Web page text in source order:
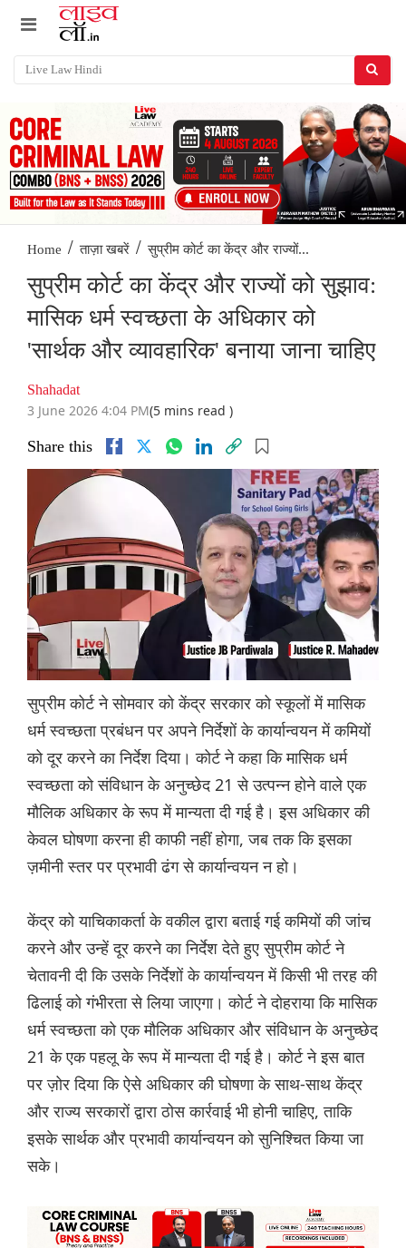
Home / ताज़ा खबरें / सुप्रीम कोर्ट का केंद्र और राज्यों...
सुप्रीम कोर्ट का केंद्र और राज्यों को सुझाव:
मासिक धर्म स्वच्छता के अधिकार को
'सार्थक और व्यावहारिक' बनाया जाना चाहिए
Shahadat
3 June 2026 4:04 PM(5 mins read )
Share this
सुप्रीम कोर्ट ने सोमवार को केंद्र सरकार को स्कूलों में मासिक
धर्म स्वच्छता प्रबंधन पर अपने निर्देशों के कार्यान्वयन में कमियों
को दूर करने का निर्देश दिया। कोर्ट ने कहा कि मासिक धर्म
स्वच्छता को संविधान के अनुच्छेद 21 से उत्पन्न होने वाले एक
मौलिक अधिकार के रूप में मान्यता दी गई है। इस अधिकार की
केवल घोषणा करना ही काफी नहीं होगा, जब तक कि इसका
ज़मीनी स्तर पर प्रभावी ढंग से कार्यान्वयन न हो।
केंद्र को याचिकाकर्ता के वकील द्वारा बताई गई कमियों की जांच
करने और उन्हें दूर करने का निर्देश देते हुए सुप्रीम कोर्ट ने
चेतावनी दी कि उसके निर्देशों के कार्यान्वयन में किसी भी तरह की
ढिलाई को गंभीरता से लिया जाएगा। कोर्ट ने दोहराया कि मासिक
धर्म स्वच्छता को एक मौलिक अधिकार और संविधान के अनुच्छेद
21 के एक पहलू के रूप में मान्यता दी गई है। कोर्ट ने इस बात
पर ज़ोर दिया कि ऐसे अधिकार की घोषणा के साथ-साथ केंद्र
और राज्य सरकारों द्वारा ठोस कार्रवाई भी होनी चाहिए, ताकि
इसके सार्थक और प्रभावी कार्यान्वयन को सुनिश्चित किया जा
सके।